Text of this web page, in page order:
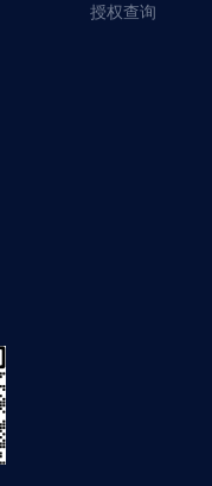
授权查询